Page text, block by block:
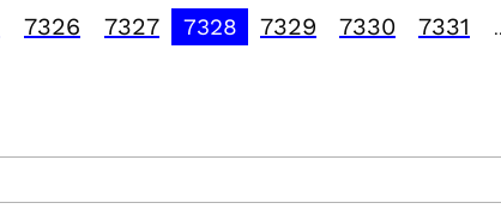
7326 7327 7328 7329 7330 7331